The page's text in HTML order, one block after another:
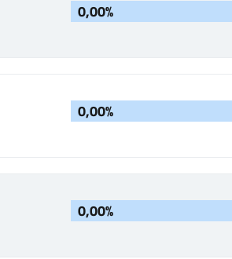
0,00%
0,00%
0,00%